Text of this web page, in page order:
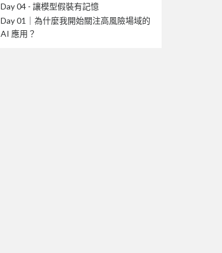
Day 04 - 讓模型假裝有記憶
Day 01｜為什麼我開始關注高風險場域的
AI 應用？